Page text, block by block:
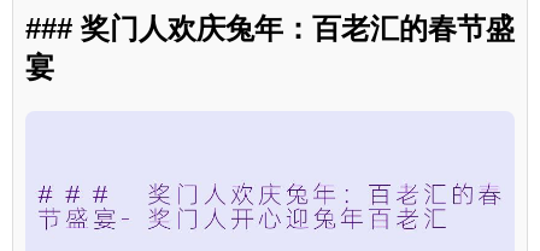
### 奖门人欢庆兔年：百老汇的春节盛
宴